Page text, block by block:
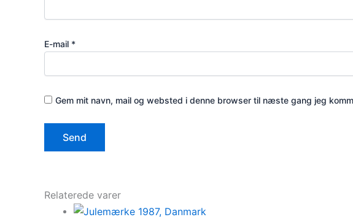
E-mail *
Gem mit navn, mail og websted i denne browser til næste gang jeg
Relaterede varer